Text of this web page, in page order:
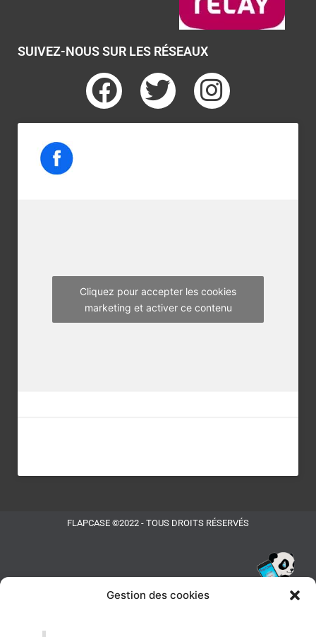
Gestion des cookies
SUIVEZ-NOUS SUR LES RÉSEAUX
F
a
T
w
I
n
m
Cliquez pour accepter les cookies
marketing et activer ce contenu
FLAPCASE ©2022 - TOUS DROITS RÉSERVÉS